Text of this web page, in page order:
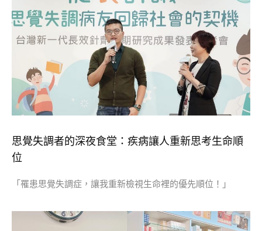
思覺失調者的深夜食堂：疾病讓人重新思考生命順
位
「罹患思覺失調症，讓我重新檢視生命裡的優先順位！」